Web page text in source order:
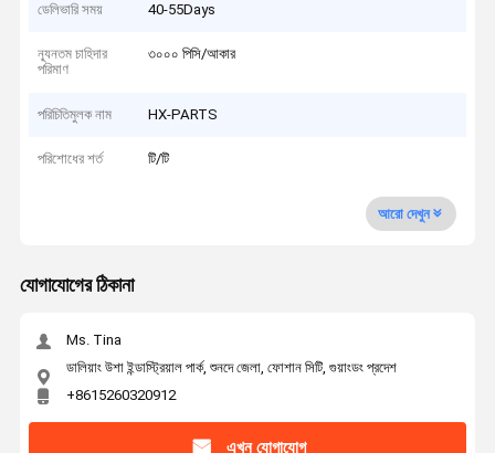
ডেলিভারি সময় 40-55Days
ন্যূনতম চাহিদার
পরিমাণ
৩০০০ পিসি/আকার
পরিচিতিমুলক নাম HX-PARTS
পরিশোধের শর্ত টি/টি
আরো দেখুন
যোগাযোগের ঠিকানা
Ms. Tina
ডালিয়াং উশা ইন্ডাস্ট্রিয়াল পার্ক, শুনদে জেলা, ফোশান সিটি, গুয়াংডং প্রদেশ
+8615260320912
এখন যোগাযোগ